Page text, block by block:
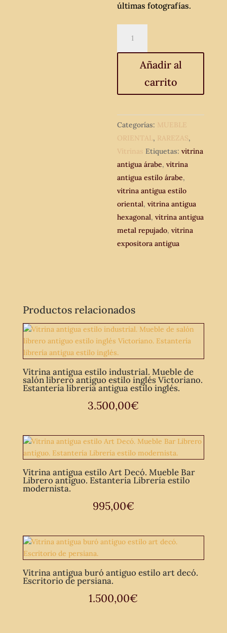
últimas fotografías.
antigua
estilo
expositora
vintage
hexagonal
metal
repujado.
cantidad
Añadir al
carrito
Categorías: MUEBLE
ORIENTAL, RAREZAS,
Vitrinas Etiquetas:vitrina
antigua árabe,vitrina
antigua estilo árabe,
vitrina antigua estilo
oriental,vitrina antigua
hexagonal,vitrina antigua
metal repujado,vitrina
expositora antigua
Productos relacionados
Vitrina antigua estilo industrial. Mueble de
salón librero antiguo estilo inglés Victoriano.
Estantería librería antigua estilo inglés.
3.500,00€
Vitrina antigua estilo Art Decó. Mueble Bar
Librero antiguo. Estantería Librería estilo
modernista.
995,00€
Vitrina antigua buró antiguo estilo art decó.
Escritorio de persiana.
1.500,00€